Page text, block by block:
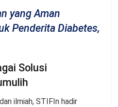
yang Aman
Penderita Diabetes,
Solusi
ilmiah, STIFIn hadir